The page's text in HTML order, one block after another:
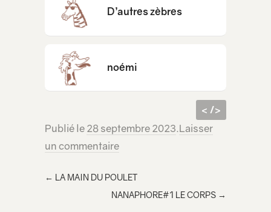
D’autres zèbres
noémi
< />
code
dans
Publié le 28 septembre 2023.Laisser
un commentaire
← LA MAIN DU POULET
NANAPHORE#1 LE CORPS →